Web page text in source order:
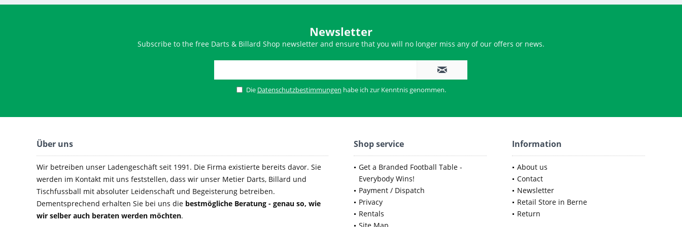
Newsletter
Subscribe to the free Darts & Billard Shop newsletter and ensure that you will no longer miss any of our offers or news.
Die Datenschutzbestimmungen habe ich zur Kenntnis genommen.
Über uns
Wir betreiben unser Ladengeschäft seit 1991. Die Firma existierte bereits davor. Sie
werden im Kontakt mit uns feststellen, dass wir unser Metier Darts, Billard und
Tischfussball mit absoluter Leidenschaft und Begeisterung betreiben.
Dementsprechend erhalten Sie bei uns die bestmögliche Beratung - genau so, wie
wir selber auch beraten werden möchten.
Shop service
Get a Branded Football Table -
Everybody Wins!
Payment / Dispatch
Privacy
Rentals
Information
About us
Contact
Newsletter
Retail Store in Berne
Return